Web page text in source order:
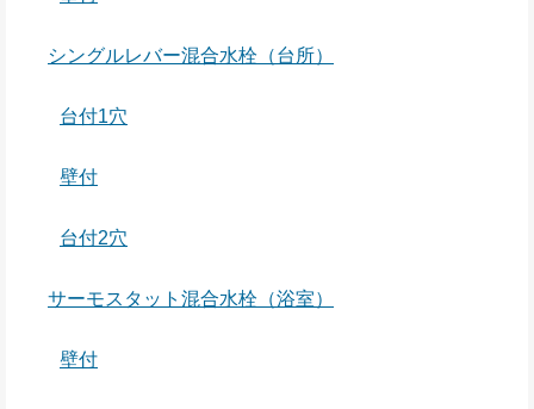
シングルレバー混合水栓（台所）
台付1穴
壁付
台付2穴
サーモスタット混合水栓（浴室）
壁付